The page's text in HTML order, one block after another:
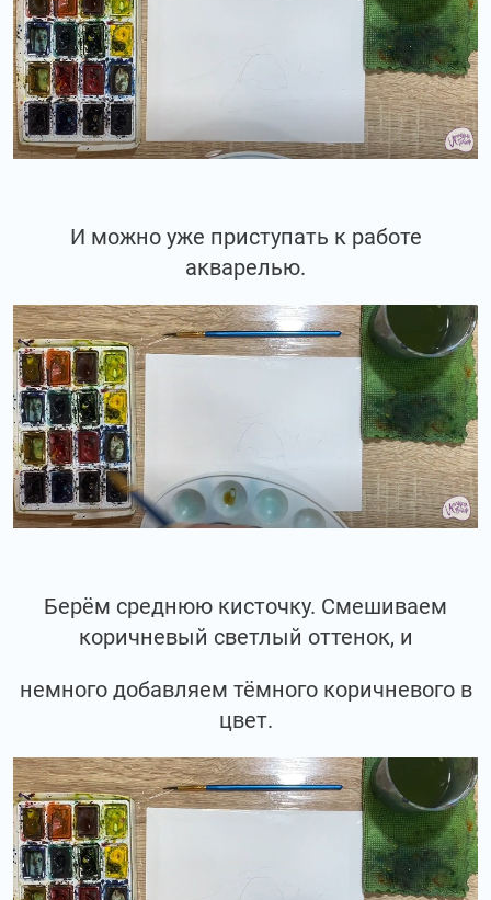
И можно уже приступать к работе
акварелью.
Берём среднюю кисточку. Смешиваем
коричневый светлый оттенок, и
немного добавляем тёмного коричневого в
цвет.